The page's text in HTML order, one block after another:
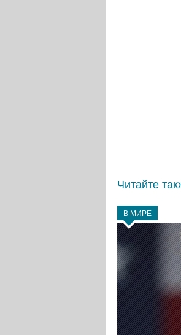
Читайте
В МИРЕ